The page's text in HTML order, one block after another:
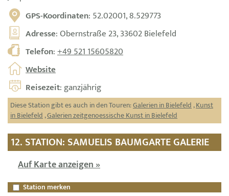
GPS-Koordinaten: 52.02001, 8.529773
Adresse: Obernstraße 23, 33602 Bielefeld
Telefon:+49 521 15605820
Website
Reisezeit: ganzjährig
Diese Station gibt es auch in den Touren:Galerien in Bielefeld,Kunst
in Bielefeld,Galerien zeitgenoessische Kunst in Bielefeld
12. STATION: SAMUELIS BAUMGARTE GALERIE
Auf Karte anzeigen »
Station merken